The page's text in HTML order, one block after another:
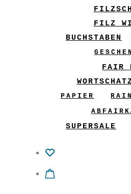
FILZ
BUCHSTABEN
FAIR
PAPIER
SUPERSALE